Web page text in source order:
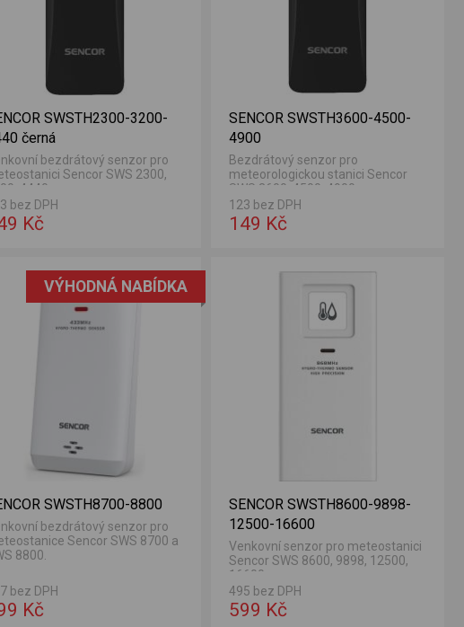
SWSTH2300-3200-
černá
bezdrátový senzor pro
Sencor SWS 2300,
4440.
bez DPH
Kč
SENCOR SWSTH3600-4500-
4900
Bezdrátový senzor pro
meteorologickou stanici Sencor
SWS 3600, 4500, 4900.
123 bez DPH
149 Kč
VÝHODNÁ NABÍDKA
SWSTH8700-8800
bezdrátový senzor pro
Sencor SWS 8700 a
8800.
bez DPH
Kč
SENCOR SWSTH8600-9898-
12500-16600
Venkovní senzor pro meteostanici
Sencor SWS 8600, 9898, 12500,
16600.
495 bez DPH
599 Kč